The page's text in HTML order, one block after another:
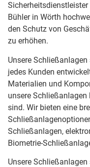
Bühler in Wörth
den Schutz von
zu erhöhen.
Unsere
jedes Kunden
Materialien und
unsere
sind. Wir bieten eine
Schließanlagen,
Biometrie-
Unsere